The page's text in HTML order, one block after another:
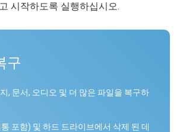
시작하도록 실행하십시오.
구
, 문서, 오디오 및 더 많은 파일을 복구하
포함) 및 하드 드라이브에서 삭제 된 데